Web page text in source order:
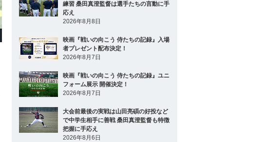
練習 桑田真澄監督は選手たちの言動に手
応え
2026年8月8日
映画『戦いの向こう 侍たちの記録』入場
者プレゼント配布決定！
2026年8月7日
映画『戦いの向こう 侍たちの記録』ユニ
フォーム展示 開催決定！
2026年8月7日
大会前最後の実戦は山田亮碩の好投など
で中学生相手に善戦 桑田真澄監督も特徴
把握に手応え
2026年8月6日